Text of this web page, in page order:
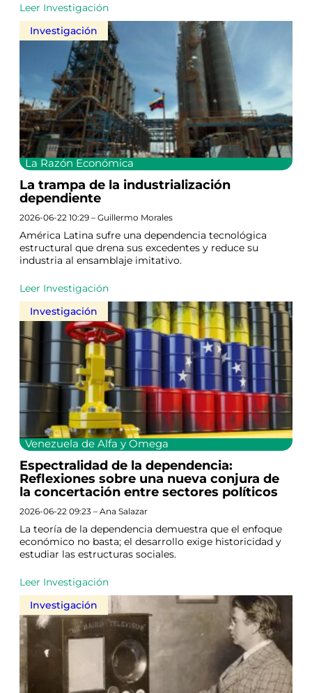
Leer Investigación
Investigación
La Razón Económica
La trampa de la industrialización
dependiente
2026-06-22 10:29 – Guillermo Morales
América Latina sufre una dependencia tecnológica
estructural que drena sus excedentes y reduce su
industria al ensamblaje imitativo.
Leer Investigación
Investigación
Venezuela de Alfa y Omega
Espectralidad de la dependencia:
Reflexiones sobre una nueva conjura de
la concertación entre sectores políticos
2026-06-22 09:23 – Ana Salazar
La teoría de la dependencia demuestra que el enfoque
económico no basta; el desarrollo exige historicidad y
estudiar las estructuras sociales.
Leer Investigación
Investigación